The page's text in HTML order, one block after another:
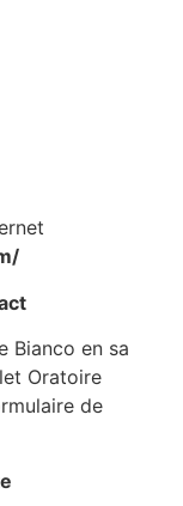
Bianco en sa
Oratoire
de